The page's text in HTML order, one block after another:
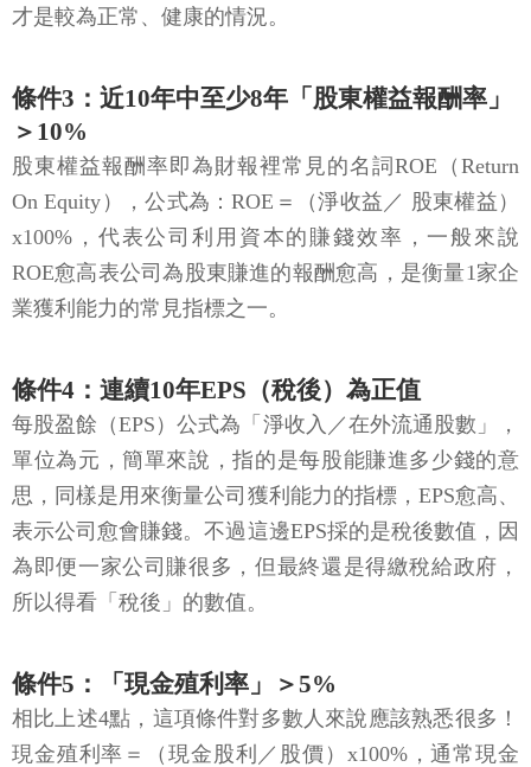
才是較為正常、健康的情況。
條件3：近10年中至少8年「股東權益報酬率」
＞10%
股東權益報酬率即為財報裡常見的名詞ROE（Return
On Equity），公式為：ROE＝（淨收益／ 股東權益）
x100%，代表公司利用資本的賺錢效率，一般來說
ROE愈高表公司為股東賺進的報酬愈高，是衡量1家企
業獲利能力的常見指標之一。
條件4：連續10年EPS（稅後）為正值
每股盈餘（EPS）公式為「淨收入／在外流通股數」，
單位為元，簡單來說，指的是每股能賺進多少錢的意
思，同樣是用來衡量公司獲利能力的指標，EPS愈高、
表示公司愈會賺錢。不過這邊EPS採的是稅後數值，因
為即便一家公司賺很多，但最終還是得繳稅給政府，
所以得看「稅後」的數值。
條件5：「現金殖利率」＞5%
相比上述4點，這項條件對多數人來說應該熟悉很多！
現金殖利率＝（現金股利／股價）x100%，通常現金